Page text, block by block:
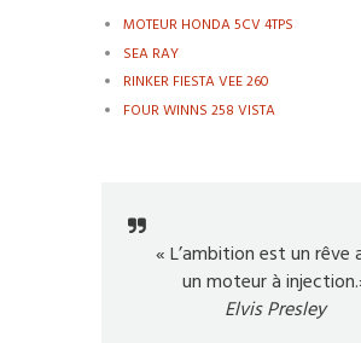
MOTEUR HONDA 5CV 4TPS
SEA RAY
RINKER FIESTA VEE 260
FOUR WINNS 258 VISTA
« L’ambition est un rêve
un moteur à
Elvis Presley